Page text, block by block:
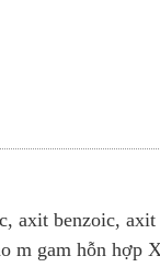
axit benzoic,
m gam hỗn hợp